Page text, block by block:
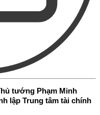
tướng Phạm Minh
lập Trung tâm tài chính